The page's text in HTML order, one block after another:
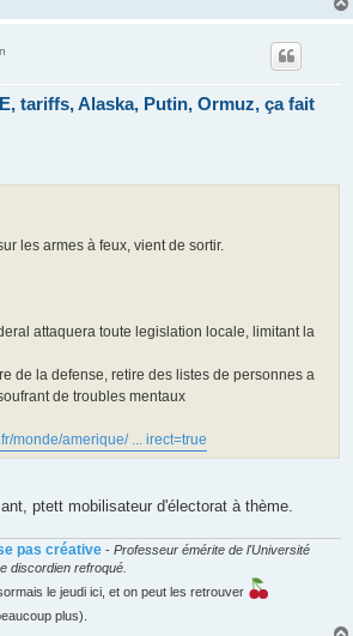
tariffs, Alaska, Putin, Ormuz, ça fait
les armes à feux, vient de sortir.
attaquera toute legislation locale, limitant la
de la defense, retire des listes de personnes a
de troubles mentaux
monde/amerique/ ... irect=true
ptett mobilisateur d'électorat à thème.
pas créative - Professeur émérite de l'Université
discordien refroqué.
le jeudi ici, et on peut les retrouver
plus).